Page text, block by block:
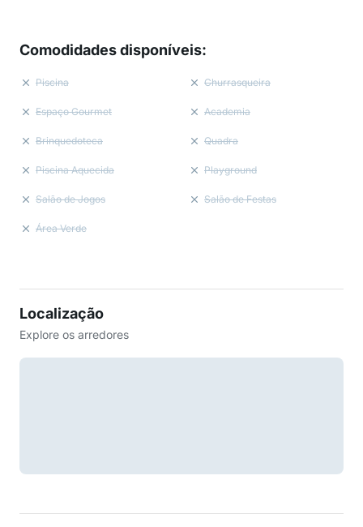
Comodidades disponíveis:
Piscina Churrasqueira
Espaço Gourmet Academia
Brinquedoteca Quadra
Piscina Aquecida Playground
Salão de Jogos Salão de Festas
Área Verde
Localização
Explore os arredores